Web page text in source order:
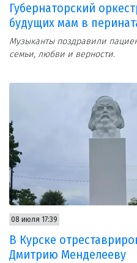
Губернаторский
будущих мам в
Музыканты поздравили
семьи, любви и верности.
08 июля 17:39
В Курске
Дмитрию Менделееву